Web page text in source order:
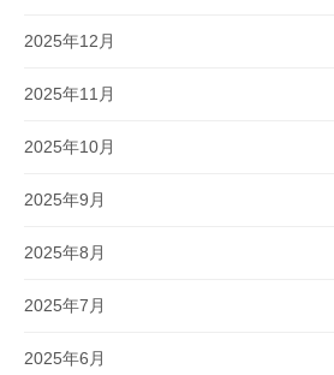
2025年12月
2025年11月
2025年10月
2025年9月
2025年8月
2025年7月
2025年6月